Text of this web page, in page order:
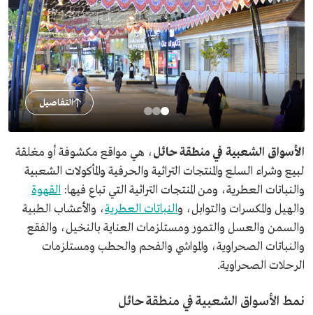
التفاصيل
الأسواق الشعبية في منطقة حائل، هي مواقع مكشوفة أو مغلقة
لبيع وشراء السلع والمنتجات التراثية والحرفية والمأكولات الشعبية
والنباتات العطرية، ومن المنتجات التراثية التي تباع فيها: القهوة
والهيل والمكسرات والتوابل، والنباتات العطرية، والأعشاب الطبية
والسمن والعسل والتمور ومستلزمات العناية بالنخيل، والفقع
والنباتات الصحراوية، والمواشي والفحم والحطب ومستلزمات
الرحلات الصحراوية.
نمط الأسواق الشعبية في منطقة حائل